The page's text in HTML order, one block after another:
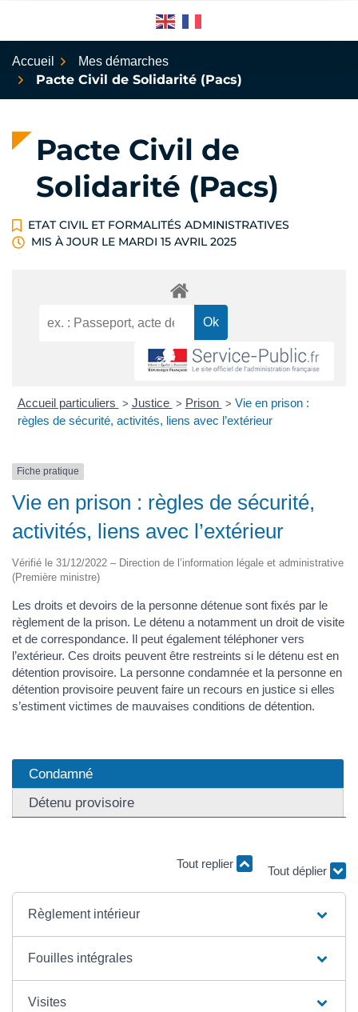
Accueil
Mes démarches
Pacte Civil de Solidarité (Pacs)
Pacte Civil de
Solidarité (Pacs)
ETAT CIVIL ET FORMALITÉS ADMINISTRATIVES
MIS À JOUR LE MARDI 15 AVRIL 2025
Accueil particuliers > Justice > Prison > Vie en prison :
règles de sécurité, activités, liens avec l’extérieur
Fiche pratique
Vie en prison : règles de sécurité,
activités, liens avec l’extérieur
Vérifié le 31/12/2022 – Direction de l’information légale et administrative
(Première ministre)
Les droits et devoirs de la personne détenue sont fixés par le
règlement de la prison. Le détenu a notamment un droit de visite
et de correspondance. Il peut également téléphoner vers
l’extérieur. Ces droits peuvent être restreints si le détenu est en
détention provisoire. La personne condamnée et la personne en
détention provisoire peuvent faire un recours en justice si elles
s’estiment victimes de mauvaises conditions de détention.
Condamné
Détenu provisoire
Tout replier
Tout déplier
Règlement intérieur
Fouilles intégrales
Visites